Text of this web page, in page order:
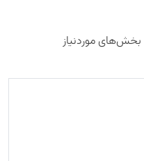
بخش‌های موردنیاز